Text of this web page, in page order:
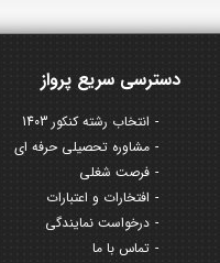
دسترسی سریع پرواز
انتخاب رشته کنکور 1403
مشاوره تحصیلی حرفه ای
فرصت شغلی
افتخارات و اعتبارات
درخواست نمایندگی
تماس با ما